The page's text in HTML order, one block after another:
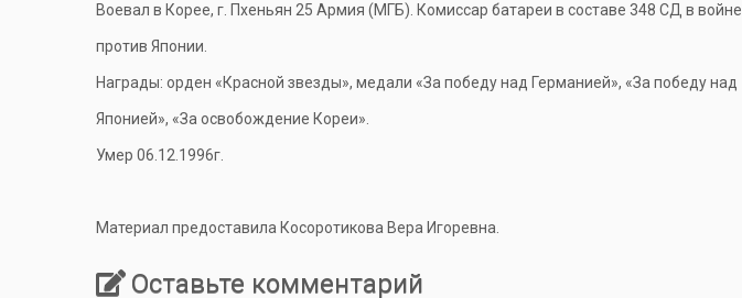
Воевал в Корее, г. Пхеньян 25 Армия (МГБ). Комиссар батареи в составе 348 СД в войне
против Японии.
Награды: орден «Красной звезды», медали «За победу над Германией», «За победу над
Японией», «За освобождение Кореи».
Умер 06.12.1996г.
Материал предоставила Косоротикова Вера Игоревна.
Оставьте комментарий